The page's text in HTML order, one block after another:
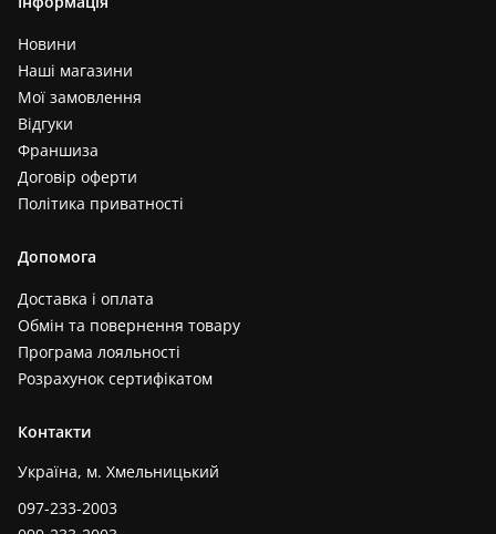
Новини
Наші магазини
Мої замовлення
Відгуки
Франшиза
Договір оферти
Політика приватності
Допомога
Доставка і оплата
Обмін та повернення товару
Програма лояльності
Розрахунок сертифікатом
Контакти
Україна, м. Хмельницький
097-233-2003